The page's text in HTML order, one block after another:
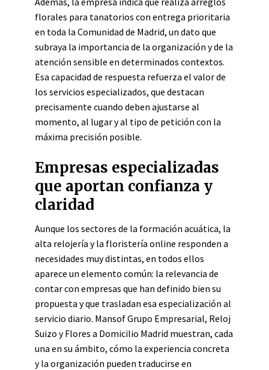
florales para tanatorios con entrega prioritaria
en toda la Comunidad de Madrid, un dato que
subraya la importancia de la organización y de la
atención sensible en determinados contextos.
Esa capacidad de respuesta refuerza el valor de
los servicios especializados, que destacan
precisamente cuando deben ajustarse al
momento, al lugar y al tipo de petición con la
máxima precisión posible.
Empresas especializadas
que aportan confianza y
claridad
Aunque los sectores de la formación acuática, la
alta relojería y la floristería online responden a
necesidades muy distintas, en todos ellos
aparece un elemento común: la relevancia de
contar con empresas que han definido bien su
propuesta y que trasladan esa especialización al
servicio diario. Mansof Grupo Empresarial, Reloj
Suizo y Flores a Domicilio Madrid muestran, cada
una en su ámbito, cómo la experiencia concreta
y la organización pueden traducirse en